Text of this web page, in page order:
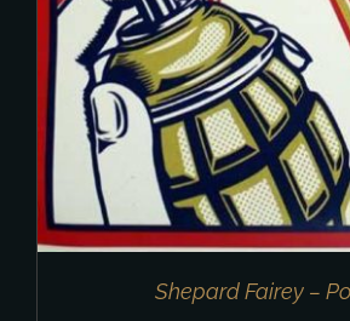
Shepard Fairey –